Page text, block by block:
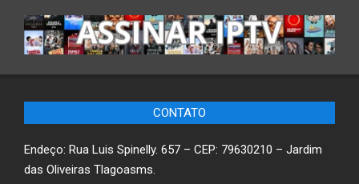
CONTATO
Endeço: Rua Luis Spinelly. 657 – CEP: 79630210 – Jardim
das Oliveiras Tlagoasms.